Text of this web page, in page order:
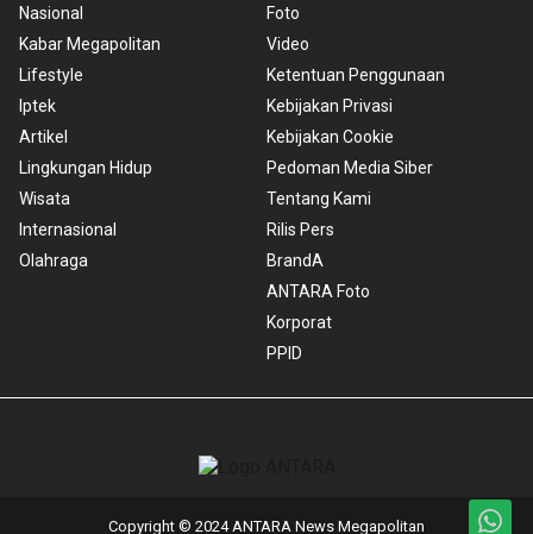
Nasional
Kabar Megapolitan
Lifestyle
Iptek
Artikel
Lingkungan Hidup
Wisata
Internasional
Olahraga
Foto
Video
Ketentuan Penggunaan
Kebijakan Privasi
Kebijakan Cookie
Pedoman Media Siber
Tentang Kami
Rilis Pers
BrandA
ANTARA Foto
Korporat
PPID
Copyright © 2024 ANTARA News Megapolitan